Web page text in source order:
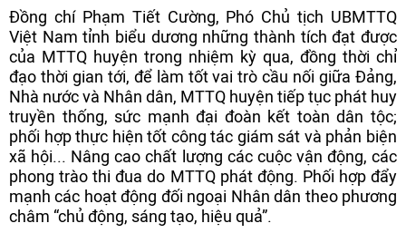
Đồng chí Phạm Tiết Cường, Phó Chủ tịch UBMTTQ
Việt Nam tỉnh biểu dương những thành tích đạt được
của MTTQ huyện trong nhiệm kỳ qua, đồng thời chỉ
đạo thời gian tới, để làm tốt vai trò cầu nối giữa Đảng,
Nhà nước và Nhân dân, MTTQ huyện tiếp tục phát huy
truyền thống, sức mạnh đại đoàn kết toàn dân tộc;
phối hợp thực hiện tốt công tác giám sát và phản biện
xã hội... Nâng cao chất lượng các cuộc vận động, các
phong trào thi đua do MTTQ phát động. Phối hợp đẩy
mạnh các hoạt động đối ngoại Nhân dân theo phương
châm “chủ động, sáng tạo, hiệu quả”.